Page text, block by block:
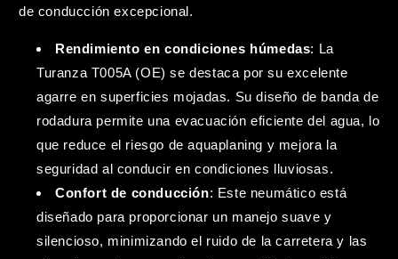
de conducción excepcional.
Rendimiento en condiciones húmedas: La
Turanza T005A (OE) se destaca por su excelente
agarre en superficies mojadas. Su diseño de banda de
rodadura permite una evacuación eficiente del agua, lo
que reduce el riesgo de aquaplaning y mejora la
seguridad al conducir en condiciones lluviosas.
Confort de conducción: Este neumático está
diseñado para proporcionar un manejo suave y
silencioso, minimizando el ruido de la carretera y las